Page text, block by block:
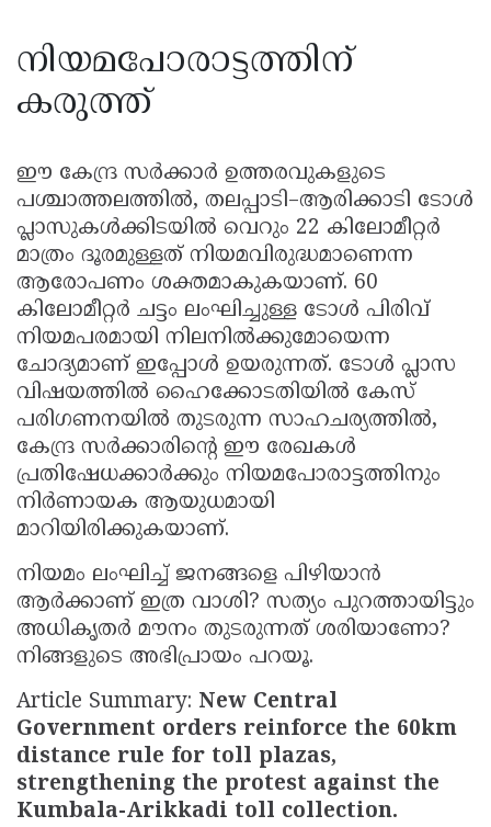
നിയമപോരാട്ടത്തിന്
കരുത്ത്
ഈ കേന്ദ്ര സർക്കാർ ഉത്തരവുകളുടെ
പശ്ചാത്തലത്തിൽ, തലപ്പാടി–ആരിക്കാടി ടോൾ
പ്ലാസുകൾക്കിടയിൽ വെറും 22 കിലോമീറ്റർ
മാത്രം ദൂരമുള്ളത് നിയമവിരുദ്ധമാണെന്ന
ആരോപണം ശക്തമാകുകയാണ്. 60
കിലോമീറ്റർ ചട്ടം ലംഘിച്ചുള്ള ടോൾ പിരിവ്
നിയമപരമായി നിലനിൽക്കുമോയെന്ന
ചോദ്യമാണ് ഇപ്പോൾ ഉയരുന്നത്. ടോൾ പ്ലാസ
വിഷയത്തിൽ ഹൈക്കോടതിയിൽ കേസ്
പരിഗണനയിൽ തുടരുന്ന സാഹചര്യത്തിൽ,
കേന്ദ്ര സർക്കാരിന്റെ ഈ രേഖകൾ
പ്രതിഷേധക്കാർക്കും നിയമപോരാട്ടത്തിനും
നിർണായക ആയുധമായി
മാറിയിരിക്കുകയാണ്.
നിയമം ലംഘിച്ച് ജനങ്ങളെ പിഴിയാൻ
ആർക്കാണ് ഇത്ര വാശി? സത്യം പുറത്തായിട്ടും
അധികൃതർ മൗനം തുടരുന്നത് ശരിയാണോ?
നിങ്ങളുടെ അഭിപ്രായം പറയൂ.
Article Summary: New Central
Government orders reinforce the 60km
distance rule for toll plazas,
strengthening the protest against the
Kumbala-Arikkadi toll collection.